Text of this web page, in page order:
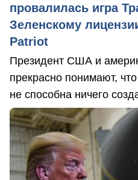
провалилась игра
Зеленскому
Patriot
Президент США и
прекрасно понимают,
не способна ничего